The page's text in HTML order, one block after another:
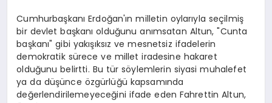
Cumhurbaşkanı Erdoğan'ın milletin oylarıyla seçilmiş
bir devlet başkanı olduğunu anımsatan Altun, "Cunta
başkanı" gibi yakışıksız ve mesnetsiz ifadelerin
demokratik sürece ve millet iradesine hakaret
olduğunu belirtti. Bu tür söylemlerin siyasi muhalefet
ya da düşünce özgürlüğü kapsamında
değerlendirilemeyeceğini ifade eden Fahrettin Altun,